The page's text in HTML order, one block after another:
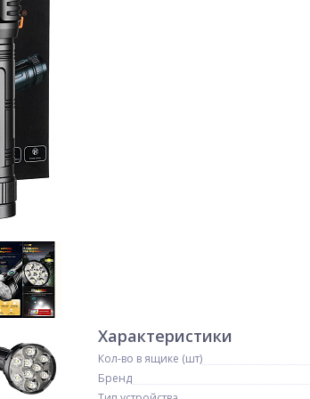
Характеристики
Кол-во в ящике (шт)
Бренд